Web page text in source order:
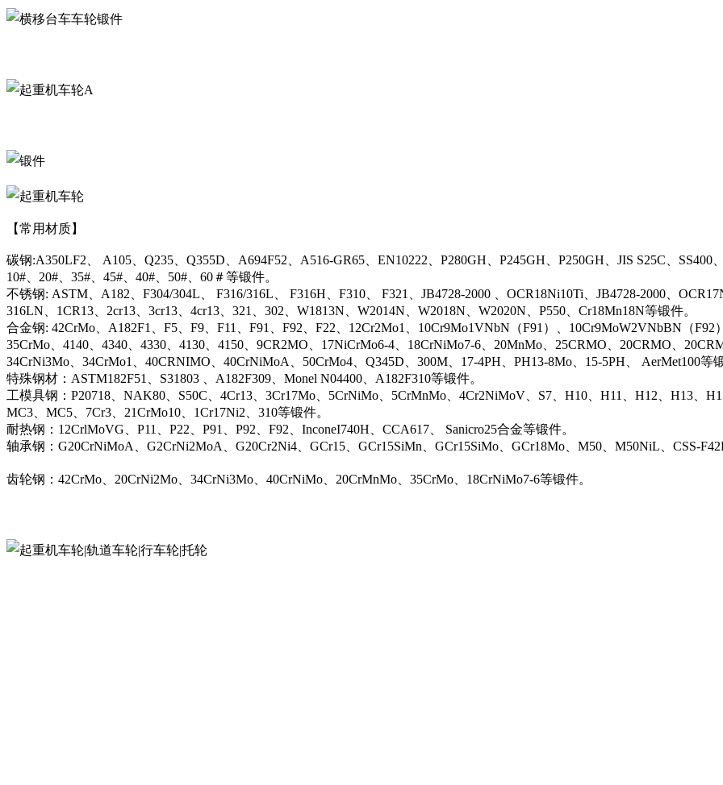
A
【常用材质】
碳钢:A350LF2、 A105、Q235、Q355D、A694F52、A516-GR65、EN10222、P280GH、P245GH、P250GH、JIS S25C、SS400
10#、20#、35#、45#、40#、50#、60＃等锻件。
不锈钢: ASTM、A182、F304/304L、 F316/316L、 F316H、F310、 F321、JB4728-2000 、OCR18Ni10Ti、JB4728-2000、
316LN、1CR13、2cr13、3cr13、4cr13、321、302、W1813N、W2014N、W2018N、W2020N、P550、Cr18Mn18N等锻件。
合金钢: 42CrMo、A182F1、F5、F9、F11、F91、F92、F22、12Cr2Mo1、10Cr9Mo1VNbN（F91）、10Cr9MoW2VNbBN（F92
35CrMo、4140、4340、4330、4130、4150、9CR2MO、17NiCrMo6-4、18CrNiMo7-6、20MnMo、25CRMO、20CRMO、
34CrNi3Mo、34CrMo1、40CRNIMO、40CrNiMoA、50CrMo4、Q345D、300M、17-4PH、PH13-8Mo、15-5PH、 AerMet100等
特殊钢材：ASTM182F51、S31803 、A182F309、Monel N04400、A182F310等锻件。
工模具钢：P20718、NAK80、S50C、4Cr13、3Cr17Mo、5CrNiMo、5CrMnMo、4Cr2NiMoV、S7、H10、H11、H12、H13、
MC3、MC5、7Cr3、21CrMo10、1Cr17Ni2、310等锻件。
耐热钢：12CrlMoVG、P11、P22、P91、P92、F92、InconeI740H、CCA617、 Sanicro25合金等锻件。
轴承钢：G20CrNiMoA、G2CrNi2MoA、G20Cr2Ni4、GCr15、GCr15SiMn、GCr15SiMo、GCr18Mo、M50、M50NiL、CSS-
齿轮钢：42CrMo、20CrNi2Mo、34CrNi3Mo、40CrNiMo、20CrMnMo、35CrMo、18CrNiMo7-6等锻件。